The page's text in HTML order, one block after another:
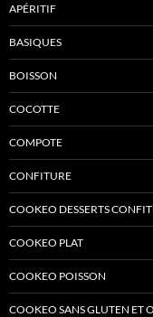
APÉRITIF
BASIQUES
BOISSON
COCOTTE
COMPOTE
CONFITURE
COOKEO DESSERTS
COOKEO PLAT
COOKEO POISSON
COOKEO SANS GLUTEN ET